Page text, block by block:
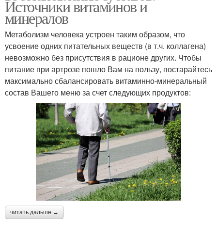
Источники витаминов и
минералов
Метаболизм человека устроен таким образом, что
усвоение одних питательных веществ (в т.ч. коллагена)
невозможно без присутствия в рационе других. Чтобы
питание при артрозе пошло Вам на пользу, постарайтесь
максимально сбалансировать витаминно-минеральный
состав Вашего меню за счет следующих продуктов:
читать дальше →